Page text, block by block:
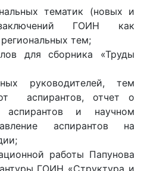
тематик (новых и
ГОИН как
тем;
для сборника «Труды
руководителей, тем
аспирантов, отчет о
аспирантов и научном
аспирантов на
работы Папунова
ГОИН «Структура и